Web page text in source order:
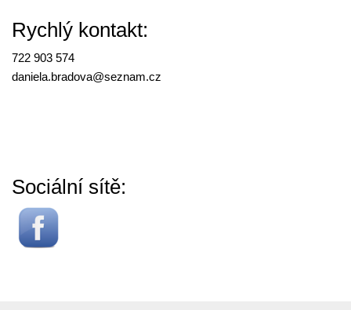
Rychlý kontakt:
722 903 574
daniela.bradova@seznam.cz
Sociální sítě: